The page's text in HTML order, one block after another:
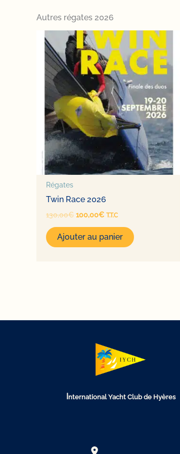
Autres régates 2026
Régates
Twin Race 2026
130,00€ Le
initial
était :
100,00€Le
actuel
est :
T.T.C
Ajouter au panier
International Yacht Club de Hyères